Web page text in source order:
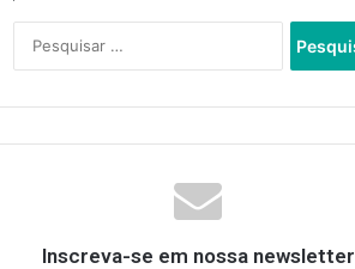
por:
Inscreva-se em nossa newsletter